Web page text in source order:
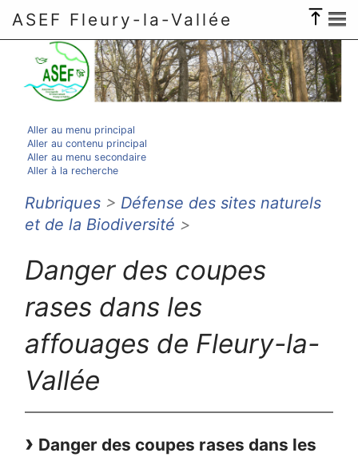
ASEF Fleury-la-Vallée
Aller au menu principal
Aller au contenu principal
Aller au menu secondaire
Aller à la recherche
Rubriques > Défense des sites naturels
et de la Biodiversité >
Danger des coupes
rases dans les
affouages de Fleury-la-
Vallée
Danger des coupes rases dans les